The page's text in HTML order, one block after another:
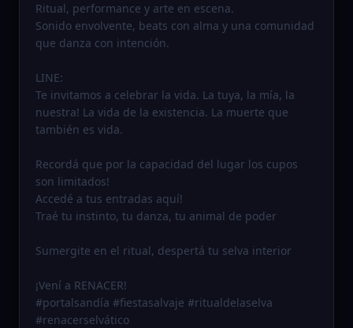
Ritual, performance y arte en escena.
Sonido envolvente, beats con alma y una comunidad
que danza con intención.
LINE:
Te invitamos a celebrar la vida. La tuya, la mía, la
nuestra! La vida de la existencia. La muerte que
también es vida.
Recordá que por la capacidad del lugar los cupos
son limitados!
Accedé a tus entradas aquí!
Traé tu instinto, tu danza, tu animal de poder
Sumergite en el ritual, despertá tu selva interior
¡Vení a RENACER!
#portalsandía #fiestasalvaje #ritualdelaselva
#renacerselvático